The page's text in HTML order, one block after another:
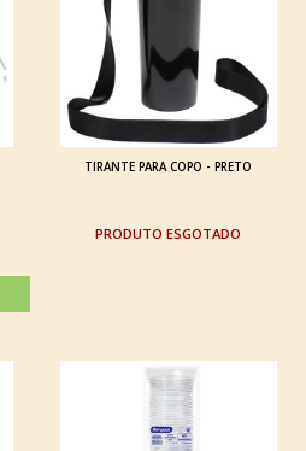
TIRANTE PARA COPO - PRETO
ESGOTADO